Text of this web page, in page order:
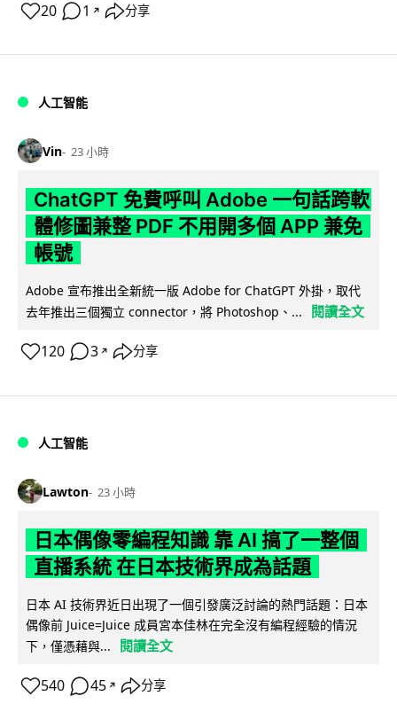
20 1 ↗ 分享
人工智能
Vin 23 小時
ChatGPT 免費呼叫 Adobe 一句話跨軟
體修圖兼整 PDF 不用開多個 APP 兼免
帳號
Adobe 宣布推出全新統一版 Adobe for ChatGPT 外掛，取代
去年推出三個獨立 connector，將 Photoshop、...
閱讀全文
120 3 ↗ 分享
人工智能
Lawton 23 小時
日本偶像零編程知識 靠 AI 搞了一整個
直播系統 在日本技術界成為話題
日本 AI 技術界近日出現了一個引發廣泛討論的熱門話題：日本
偶像前 Juice=Juice 成員宮本佳林在完全沒有編程經驗的情況
下，僅憑藉與...
閱讀全文
540 45 ↗ 分享